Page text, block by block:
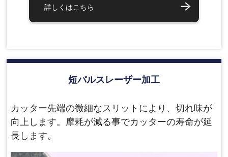
詳しくはこちら
短パルスレーザー加工
カッター先端の微細なスリットにより、切れ味が
向上します。摩耗が減る事でカッターの寿命が延
長します。